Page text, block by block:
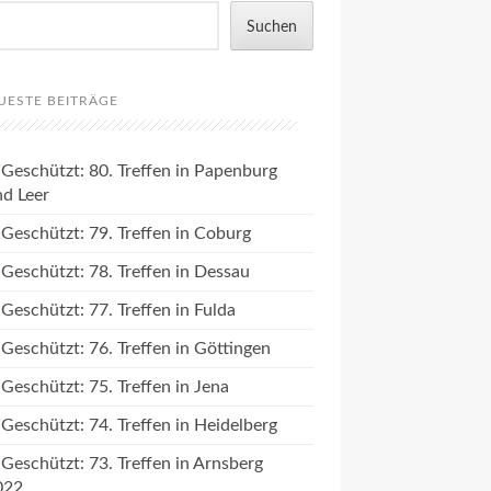
Suchen
BEITRÄGE
Geschützt: 80. Treffen in Papenburg
Leer
Geschützt: 79. Treffen in Coburg
Geschützt: 78. Treffen in Dessau
Geschützt: 77. Treffen in Fulda
Geschützt: 76. Treffen in Göttingen
Geschützt: 75. Treffen in Jena
Geschützt: 74. Treffen in Heidelberg
Geschützt: 73. Treffen in Arnsberg